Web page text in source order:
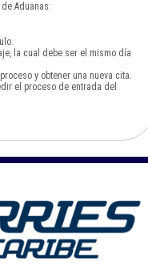
Aduanas:
la cual debe ser el mismo día
y obtener una nueva cita.
el proceso de entrada del